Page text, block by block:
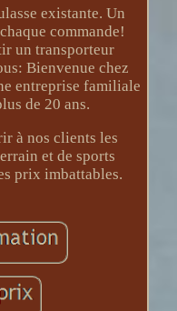
existante. Un
commande!
un transporteur
Bienvenue chez
entreprise familiale
de 20 ans.
à nos clients les
et de sports
prix imbattables.